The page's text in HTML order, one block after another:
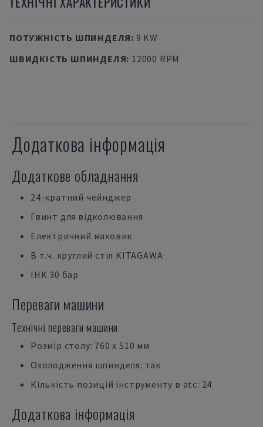
ПОТУЖНІСТЬ ШПИНДЕЛЯ: 9 KW
ШВИДКІСТЬ ШПИНДЕЛЯ: 12000 RPM
Додаткова інформація
Додаткове обладнання
24-кратний чейнджер
Гвинт для відколювання
Електричний маховик
В т.ч. круглий стіл KITAGAWA
IHK 30 бар
Переваги машини
Технічні переваги машини
Розмір столу: 760 x 510 мм
Охолодження шпинделя: так
Кількість позицій інструменту в atc: 24
Додаткова інформація